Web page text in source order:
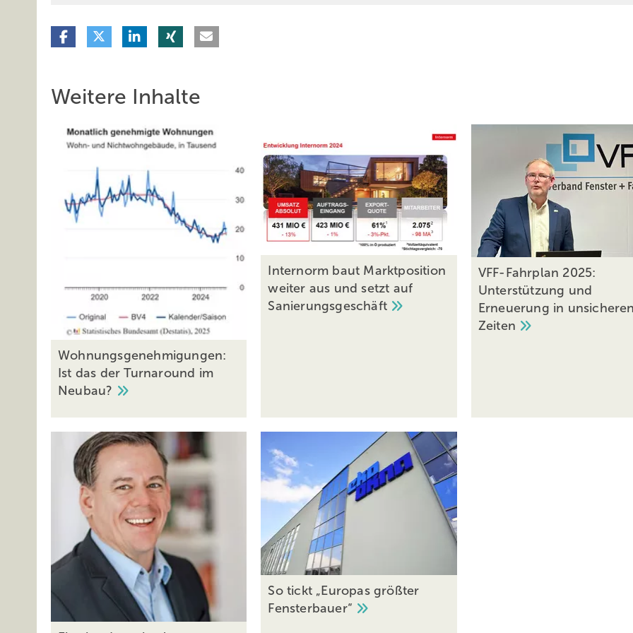
Weitere Inhalte
Wohnungsgenehmigungen:
Ist das der Turnaround im
Neubau?
Internorm baut Marktposition
weiter aus und setzt auf
Sanierungsgeschäft
VFF-Fahrplan 2025:
Unterstützung und
Erneuerung in
Zeiten
So tickt „Europas größter
Fensterbauer“